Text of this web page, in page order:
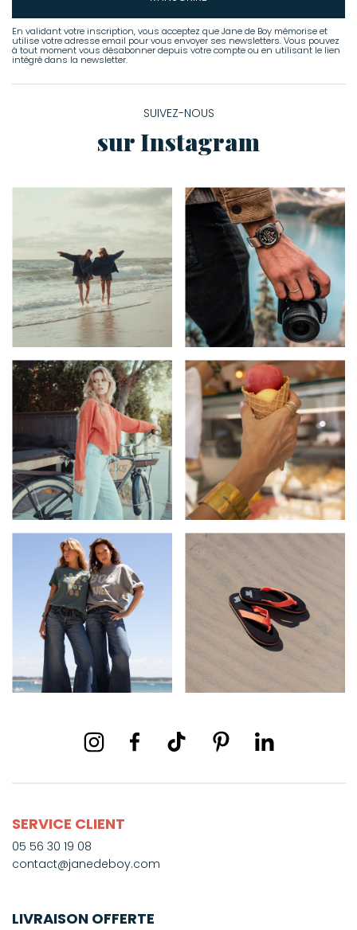
En validant votre inscription, vous acceptez que Jane de Boy mémorise et
utilise votre adresse email pour vous envoyer ses newsletters. Vous pouvez
à tout moment vous désabonner depuis votre compte ou en utilisant le lien
intégré dans la newsletter.
SUIVEZ-NOUS
sur Instagram
SERVICE CLIENT
05 56 30 19 08
contact@janedeboy.com
LIVRAISON OFFERTE